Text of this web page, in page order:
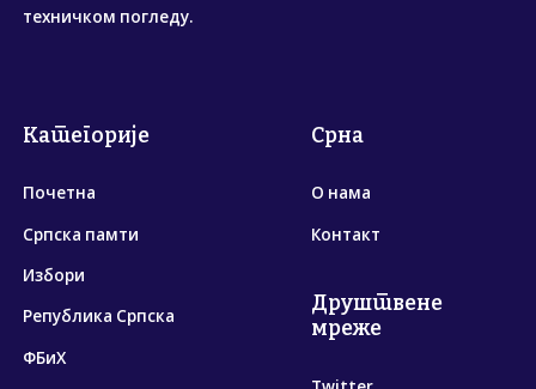
техничком погледу.
Категорије
Почетна
Српска памти
Избори
Република Српска
ФБиХ
Срна
О нама
Контакт
Друштвене
мреже